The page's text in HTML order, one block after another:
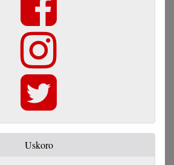
Uskoro